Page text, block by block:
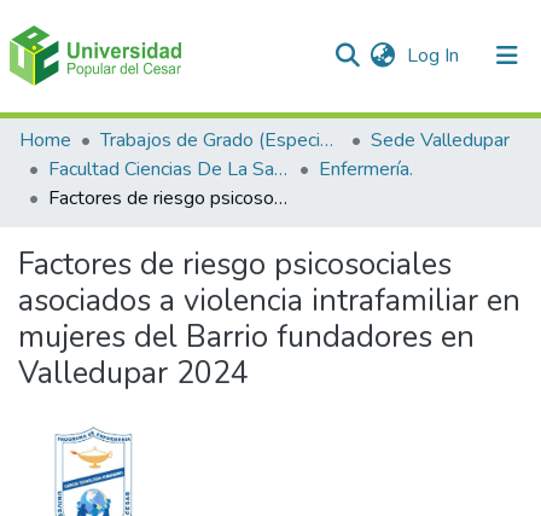
Log In (current)
Communities & Collections
All of DSpace
Home Trabajos de Grado (Especializaciones y Pregrados)
Sede Valledupar
Facultad Ciencias De La Salud.
Enfermería.
Factores de riesgo psicosociales asociados a violencia intrafamiliar en mujeres del Barrio fundadores en Valledupar 2024
Factores de riesgo psicosociales
asociados a violencia intrafamiliar en
mujeres del Barrio fundadores en
Valledupar 2024